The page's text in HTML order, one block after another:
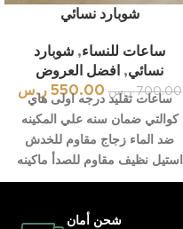
شوبارد نسائي
ساعات للنساء, شوبارد
نسائي, افضل العروض
700.00 ر.س 550.00 ر.س
ساعات تقليد درجه اولى هاي
كوالتي ضمان سنه علي المكينه
ضد الماء زجاج مقاوم للخدش
استيل نظيف مقاوم للصدأ ماكينه
شحن أمان